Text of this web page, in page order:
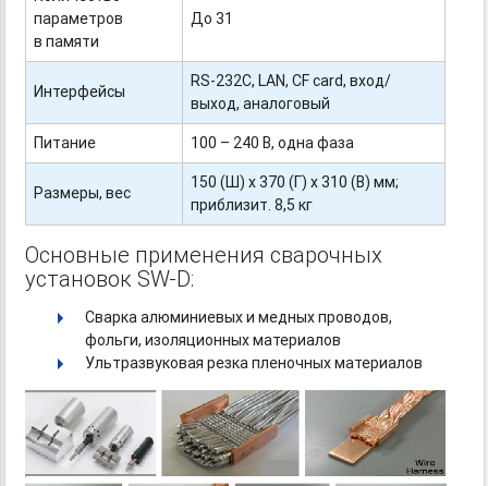
параметров
в памяти
До 31
Интерфейсы
RS-232C, LAN, CF card, вход/
выход, аналоговый
Питание
100 – 240 В, одна фаза
Размеры, вес
150 (Ш) х 370 (Г) х 310 (В) мм;
приблизит. 8,5 кг
Основные применения сварочных
установок SW-D:
Сварка алюминиевых и медных проводов,
фольги, изоляционных материалов
Ультразвуковая резка пленочных материалов